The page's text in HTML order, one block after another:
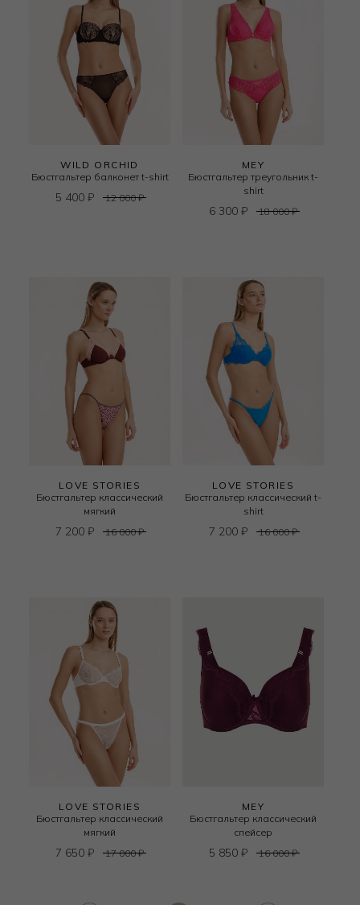
WILD ORCHID
Бюстгальтер балконет t-shirt
5 400 ₽ 12 000₽
MEY
Бюстгальтер треугольник t-
shirt
6 300 ₽ 18 000₽
LOVE STORIES
Бюстгальтер классический
мягкий
7 200 ₽ 16 000₽
LOVE STORIES
Бюстгальтер классический t-
shirt
7 200 ₽ 16 000₽
LOVE STORIES
Бюстгальтер классический
мягкий
7 650 ₽ 17 000₽
MEY
Бюстгальтер классический
спейсер
5 850 ₽ 16 000₽